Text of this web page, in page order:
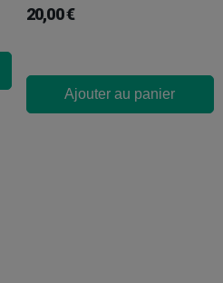
20,00 €
Ajouter au panier